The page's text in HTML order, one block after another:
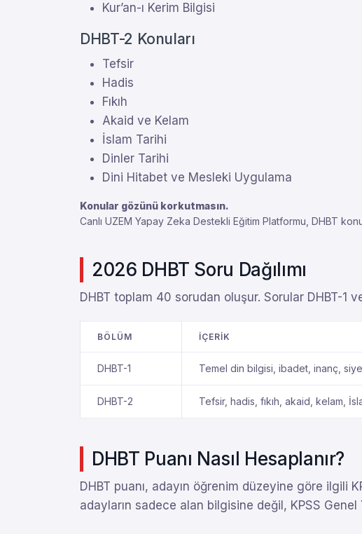
Kur’an-ı Kerim Bilgisi
DHBT-2 Konuları
Tefsir
Hadis
Fıkıh
Akaid ve Kelam
İslam Tarihi
Dinler Tarihi
Dini Hitabet ve Mesleki Uygulama
Konular gözünü korkutmasın.
Canlı UZEM Yapay Zeka Destekli Eğitim Platformu, DHBT
2026 DHBT Soru Dağılımı
DHBT toplam 40 sorudan oluşur. Sorular DHBT-1
BÖLÜM İÇERIK
DHBT-1 Temel din bilgisi, ibadet, inanç,
DHBT-2 Tefsir, hadis, fıkıh, akaid, kelam,
DHBT Puanı Nasıl Hesaplanır?
DHBT puanı, adayın öğrenim düzeyine göre ilgili
adayların sadece alan bilgisine değil, KPSS